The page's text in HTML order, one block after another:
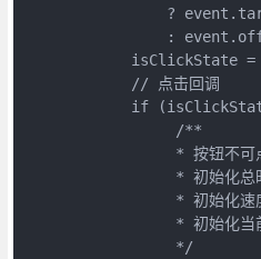
?
:
isClickState
            // 点击回调
if
                 /**
* 按钮不可
* 初始化总
* 初始化速
* 初始化当
                 */